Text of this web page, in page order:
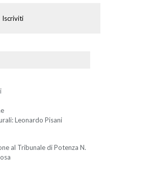
Iscriviti
Leonardo Pisani
al Tribunale di Potenza N.